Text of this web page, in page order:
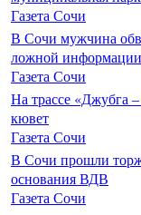
Газета Сочи
В Сочи мужчина
ложной
Газета Сочи
На трассе «Джубга
кювет
Газета Сочи
В Сочи прошли
основания ВДВ
Газета Сочи